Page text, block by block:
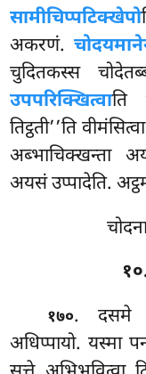
सामीचिप्पटिक्खेपो
अकरणं.
चुदितकस्स
उपपरिक्खित्वाति
तिट्ठती’’ति
अब्भाचिक्खन्ता
अयसं उप्पादेति.
१७०. दसमे
अधिप्पायो. यस्मा